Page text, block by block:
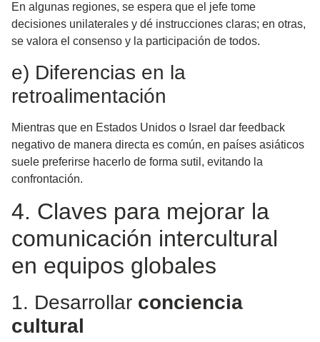
En algunas regiones, se espera que el jefe tome
decisiones unilaterales y dé instrucciones claras; en otras,
se valora el consenso y la participación de todos.
e) Diferencias en la
retroalimentación
Mientras que en Estados Unidos o Israel dar feedback
negativo de manera directa es común, en países asiáticos
suele preferirse hacerlo de forma sutil, evitando la
confrontación.
4. Claves para mejorar la
comunicación intercultural
en equipos globales
1. Desarrollar conciencia
cultural